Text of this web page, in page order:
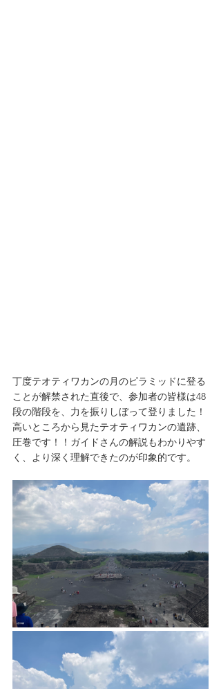
丁度テオティワカンの月のピラミッドに登る
ことが解禁された直後で、参加者の皆様は48
段の階段を、力を振りしぼって登りました！
高いところから見たテオティワカンの遺跡、
圧巻です！！ガイドさんの解説もわかりやす
く、より深く理解できたのが印象的です。